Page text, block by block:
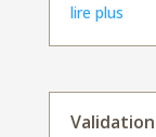
lire plus